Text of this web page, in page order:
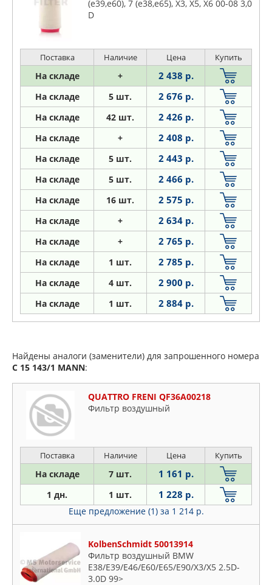
(e39,e60), 7 (e38,e65), X3, X5, X6 00-08 3,0
D
Поставка Наличие Цена Купить
На складе + 2 438 р.
На складе 5 шт. 2 676 р.
На складе 42 шт. 2 426 р.
На складе + 2 408 р.
На складе 5 шт. 2 443 р.
На складе 5 шт. 2 466 р.
На складе 16 шт. 2 575 р.
На складе + 2 634 р.
На складе + 2 765 р.
На складе 1 шт. 2 785 р.
На складе 4 шт. 2 900 р.
На складе 1 шт. 2 884 р.
Найдены аналоги (заменители) для запрошенного номера
C 15 143/1 MANN:
QUATTRO FRENI QF36A00218
Фильтр воздушный
Поставка Наличие Цена Купить
На складе 7 шт. 1 161 р.
1 дн. 1 шт. 1 228 р.
Еще предложение (1) за 1 214 р.
KolbenSchmidt 50013914
Фильтр воздушный BMW
E38/E39/E46/E60/E65/E90/X3/X5 2.5D-
3.0D 99>